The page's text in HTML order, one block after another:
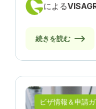
Refusal
による
続きを読む
ビザ情報＆申請